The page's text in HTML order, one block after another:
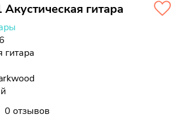
гитара
гитара
0 отзывов